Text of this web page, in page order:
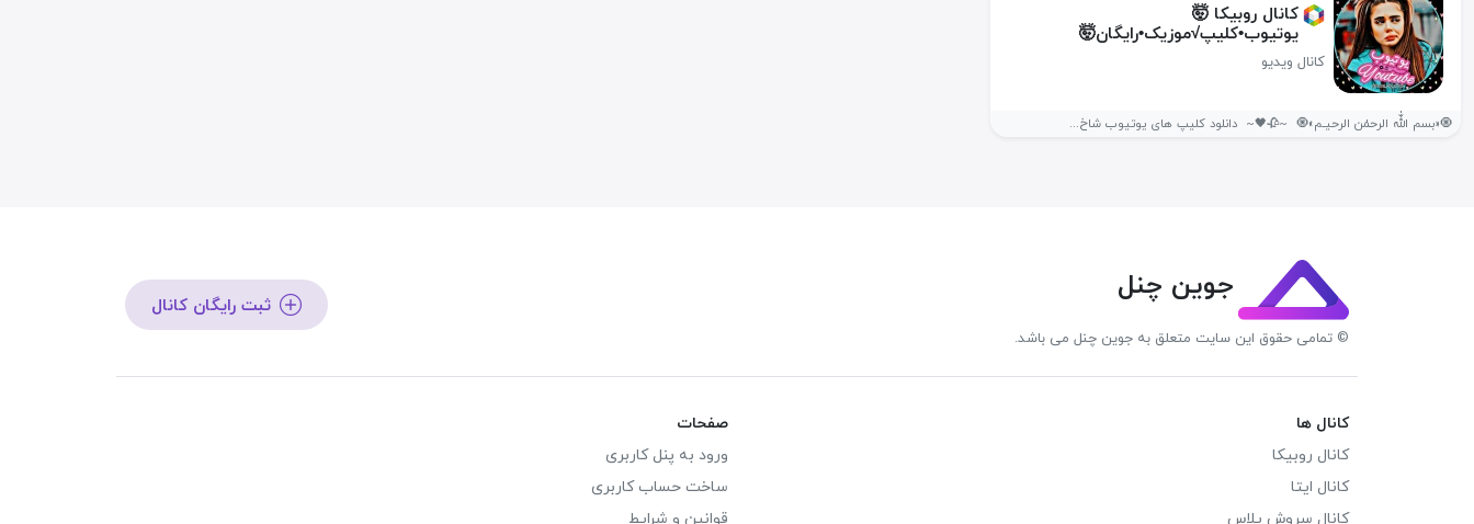
کانال روبیکا 🤯
یوتیوب•کلیپ√موزیک•رایگان🤯
کانال ویدیو
🧿«بسم اللّٰه الرحمٰن الرحیـم»🧿 ‌ ~🥀🖤~ ‌ دانلود کلیپ های یوتیوب شاخ...
جوین چنل
© تمامی حقوق این سایت متعلق به جوین چنل می باشد.
ثبت رایگان کانال
کانال ها
کانال روبیکا
کانال ایتا
کانال سروش پلاس
صفحات
ورود به پنل کاربری
ساخت حساب کاربری
قوانین و شرایط